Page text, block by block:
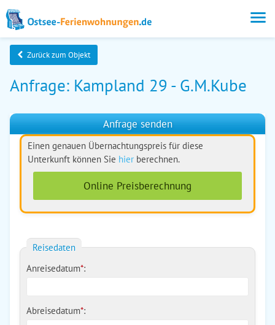
Zurück zum Objekt
Anfrage: Kampland 29 - G.M.Kube
Anfrage senden
Einen genauen Übernachtungspreis für diese
Unterkunft können Sie hier berechnen.
Online Preisberechnung
Reisedaten
Anreisedatum*:
Abreisedatum*: